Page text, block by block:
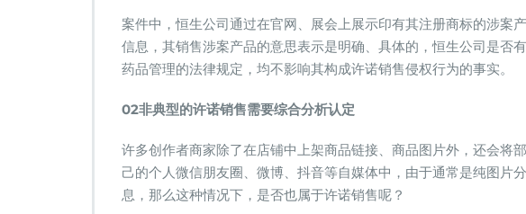
案件中，恒生公司通过在官网、展会上展示印有其注册商标的涉案
信息，其销售涉案产品的意思表示是明确、具体的，恒生公司是否
药品管理的法律规定，均不影响其构成许诺销售侵权行为的事实。
02非典型的许诺销售需要综合分析认定
许多创作者商家除了在店铺中上架商品链接、商品图片外，还会将
己的个人微信朋友圈、微博、抖音等自媒体中，由于通常是纯图片
息，那么这种情况下，是否也属于许诺销售呢？